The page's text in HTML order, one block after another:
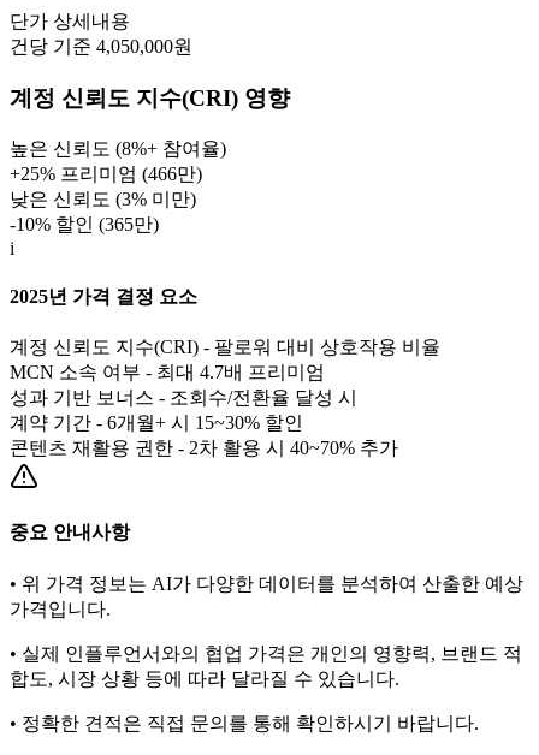
단가 상세내용
건당 기준 4,050,000원
계정 신뢰도 지수(CRI) 영향
높은 신뢰도 (8%+ 참여율)
+25% 프리미엄 (466만)
낮은 신뢰도 (3% 미만)
-10% 할인 (365만)
i
2025년 가격 결정 요소
계정 신뢰도 지수(CRI) - 팔로워 대비 상호작용 비율
MCN 소속 여부 - 최대 4.7배 프리미엄
성과 기반 보너스 - 조회수/전환율 달성 시
계약 기간 - 6개월+ 시 15~30% 할인
콘텐츠 재활용 권한 - 2차 활용 시 40~70% 추가
중요 안내사항
• 위 가격 정보는 AI가 다양한 데이터를 분석하여 산출한 예상
가격입니다.
• 실제 인플루언서와의 협업 가격은 개인의 영향력, 브랜드 적
합도, 시장 상황 등에 따라 달라질 수 있습니다.
• 정확한 견적은 직접 문의를 통해 확인하시기 바랍니다.